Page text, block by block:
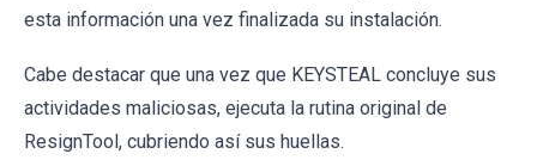
esta información una vez finalizada su instalación.
Cabe destacar que una vez que KEYSTEAL concluye sus
actividades maliciosas, ejecuta la rutina original de
ResignTool, cubriendo así sus huellas.